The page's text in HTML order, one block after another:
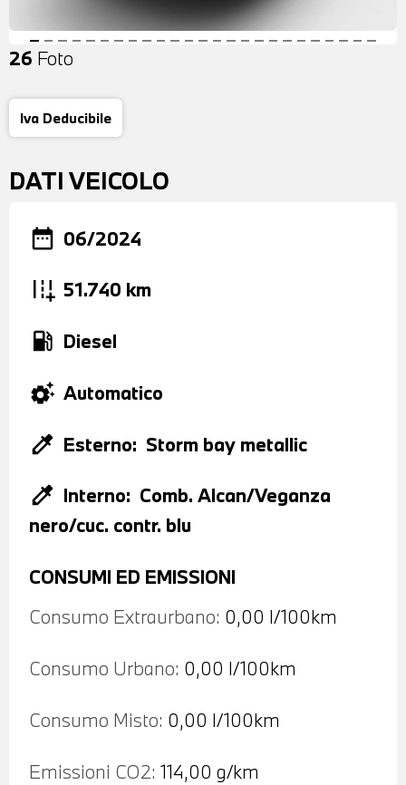
26 Foto
Iva Deducibile
DATI VEICOLO
date_range 06/2024
add_road 51.740 km
local_gas_station Diesel
settings_suggest Automatico
colorize Esterno: Storm bay metallic
colorize Interno: Comb. Alcan/Veganza
nero/cuc. contr. blu
CONSUMI ED EMISSIONI
Consumo Extraurbano: 0,00 l/100km
Consumo Urbano: 0,00 l/100km
Consumo Misto: 0,00 l/100km
Emissioni CO2: 114,00 g/km